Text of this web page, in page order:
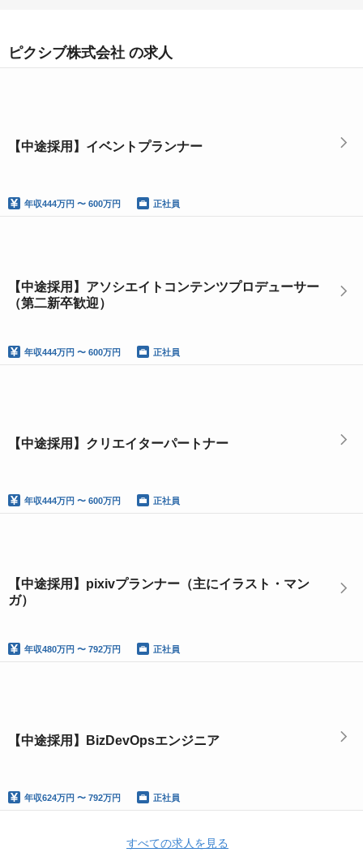
ピクシブ株式会社 の求人
【中途採用】イベントプランナー
年収444万円 〜 600万円 正社員
【中途採用】アソシエイトコンテンツプロデューサー
（第二新卒歓迎）
年収444万円 〜 600万円 正社員
【中途採用】クリエイターパートナー
年収444万円 〜 600万円 正社員
【中途採用】pixivプランナー（主にイラスト・マン
ガ）
年収480万円 〜 792万円 正社員
【中途採用】BizDevOpsエンジニア
年収624万円 〜 792万円 正社員
すべての求人を見る